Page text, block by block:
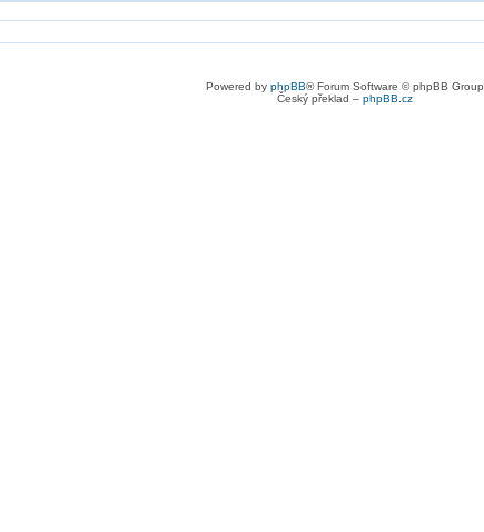
Powered by phpBB® Forum Software © phpBB Group
Český překlad – phpBB.cz